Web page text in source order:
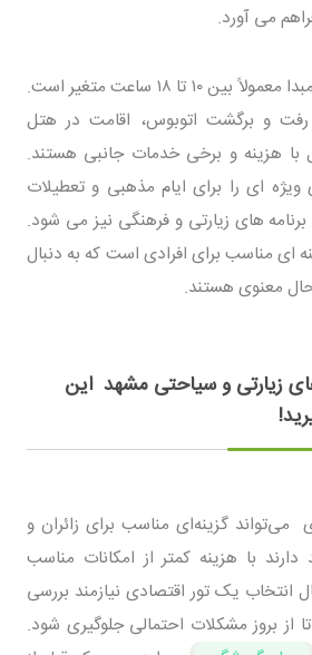
می آورد.
مدت زمان سفر بسته به مبدا معمولاً بین ۱۰ تا ۱۸ ساعت متغیر است.
رفت و برگشت اتوبوس، اقامت در هتل
با هزینه و برخی خدمات جانبی هستند.
‌ای را برای ایام مذهبی و تعطیلات
های زیارتی و فرهنگی نیز می ‌شود.
‌ای مناسب برای افرادی است که به دنبال
معنوی هستند.
زیارتی و سیاحتی مشهد این
می‌تواند گزینه‌ای مناسب برای زائران و
با هزینه کمتر از امکانات مناسب
انتخاب یک تور اقتصادی نیازمند بررسی
بروز مشکلات احتمالی جلوگیری شود.